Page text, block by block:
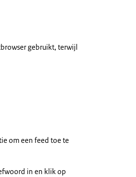
gebruikt, terwijl
om een feed toe te
in en klik op